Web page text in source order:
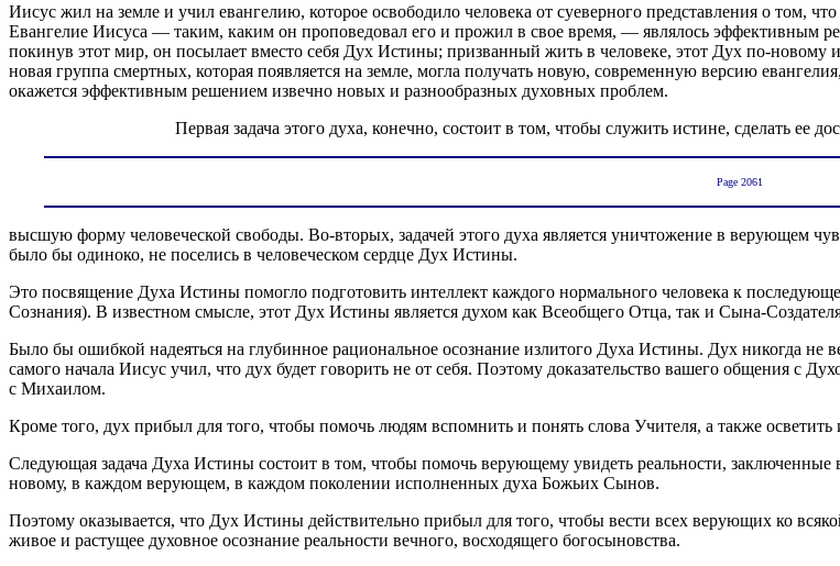
Иисус жил на земле и учил евангелию, которое освободило человека от суеверного представления о том,
Евангелие Иисуса — таким, каким он проповедовал его и прожил в свое время, — являлось эффективным
покинув этот мир, он посылает вместо себя Дух Истины; призванный жить в человеке, этот Дух по-новому
новая группа смертных, которая появляется на земле, могла получать новую, современную версию
окажется эффективным решением извечно новых и разнообразных духовных проблем.
Первая задача этого духа, конечно, состоит в том, чтобы служить истине, сделать ее
Page 2061
высшую форму человеческой свободы. Во-вторых, задачей этого духа является уничтожение в верующем
было бы одиноко, не поселись в человеческом сердце Дух Истины.
Это посвящение Духа Истины помогло подготовить интеллект каждого нормального человека к
Сознания). В известном смысле, этот Дух Истины является духом как Всеобщего Отца, так и Сына-
Было бы ошибкой надеяться на глубинное рациональное осознание излитого Духа Истины. Дух никогда не
самого начала Иисус учил, что дух будет говорить не от себя. Поэтому доказательство вашего общения с
с Михаилом.
Кроме того, дух прибыл для того, чтобы помочь людям вспомнить и понять слова Учителя, а также осветить
Следующая задача Духа Истины состоит в том, чтобы помочь верующему увидеть реальности,
новому, в каждом верующем, в каждом поколении исполненных духа Божьих Сынов.
Поэтому оказывается, что Дух Истины действительно прибыл для того, чтобы вести всех верующих ко
живое и растущее духовное осознание реальности вечного, восходящего богосыновства.